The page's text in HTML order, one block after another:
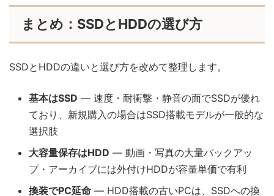
まとめ：SSDとHDDの選び方
SSDとHDDの違いと選び方を改めて整理します。
基本はSSD — 速度・耐衝撃・静音の面でSSDが優れ
ており、新規購入の場合はSSD搭載モデルが一般的な
選択肢
大容量保存はHDD — 動画・写真の大量バックアッ
プ・アーカイブには外付けHDDが容量単価で有利
換装でPC延命 — HDD搭載の古いPCは、SSDへの換